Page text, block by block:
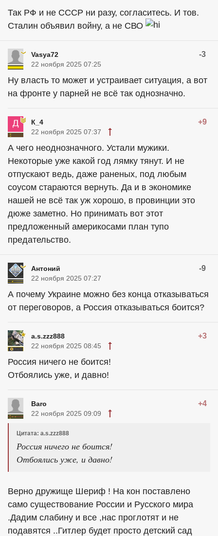
Так РФ и не СССР ни разу, согласитесь. И тов.
Сталин объявил войну, а не СВО
Vasya72 -3
22 ноября 2025 07:25
Ну власть то может и устраивает ситуация, а вот
на фронте у парней не всё так однозначно.
К_4 +9
22 ноября 2025 07:37
А чего неоднозначного. Устали мужики.
Некоторые уже какой год лямку тянут. И не
отпускают ведь, даже раненых, под любым
соусом стараются вернуть. Да и в экономике
нашей не всё так уж хорошо, в провинции это
дюже заметно. Но принимать вот этот
предложенный америкосами план тупо
предательство.
Антоний -9
22 ноября 2025 07:27
А почему Украине можно без конца отказываться
от переговоров, а Россия отказываться боится?
a.s.zzz888 +3
22 ноября 2025 08:45
Россия ничего не боится!
Отбоялись уже, и давно!
Baro +4
22 ноября 2025 09:09
Цитата: a.s.zzz888
Россия ничего не боится!
Отбоялись уже, и давно!
Верно дружище Шериф ! На кон поставлено
само существование России и Русского мира
.Дадим слабину и все ,нас проглотят и не
подавятся ..Гитлер будет просто детский сад